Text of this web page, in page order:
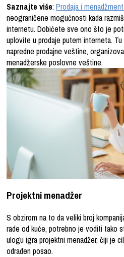
Saznajte više:Prodaja i
neograničene mogućnosti kada
internetu. Dobićete sve ono što je
uplovite u prodaje putem interneta.
napredne prodajne veštine,
menadžerske poslovne veštine.
Projektni menadžer
S obzirom na to da veliki broj
rade od kuće, potrebno je voditi tako
ulogu igra projektni menadžer, čiji je
odrađen posao.